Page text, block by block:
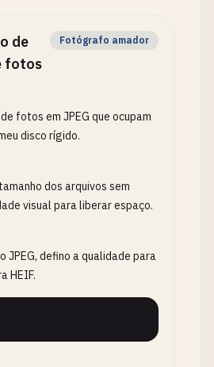
de
fotos
Fotógrafo amador
fotos em JPEG que ocupam
disco rígido.
dos arquivos sem
visual para liberar espaço.
JPEG, defino a qualidade para
HEIF.